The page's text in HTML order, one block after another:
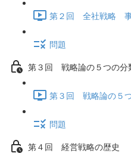
第２回 全社戦略
問題
第３回 戦略論の５つの分
第３回 戦略論の５
問題
第４回 経営戦略の歴史